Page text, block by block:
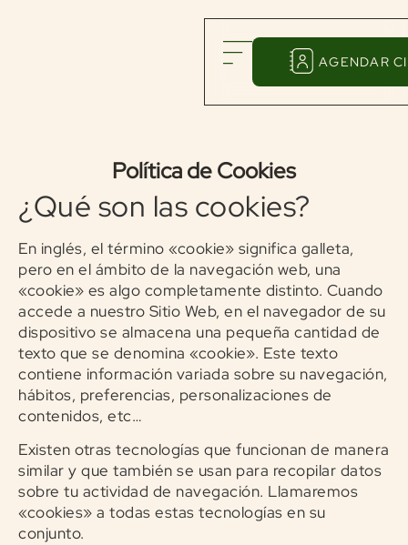
AGENDAR
Política de Cookies
¿Qué son las cookies?
En inglés, el término «cookie» significa galleta,
pero en el ámbito de la navegación web, una
«cookie» es algo completamente distinto. Cuando
accede a nuestro Sitio Web, en el navegador de su
dispositivo se almacena una pequeña cantidad de
texto que se denomina «cookie». Este texto
contiene información variada sobre su navegación,
hábitos, preferencias, personalizaciones de
contenidos, etc…
Existen otras tecnologías que funcionan de manera
similar y que también se usan para recopilar datos
sobre tu actividad de navegación. Llamaremos
«cookies» a todas estas tecnologías en su
conjunto.